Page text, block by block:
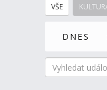
VŠE
DNES